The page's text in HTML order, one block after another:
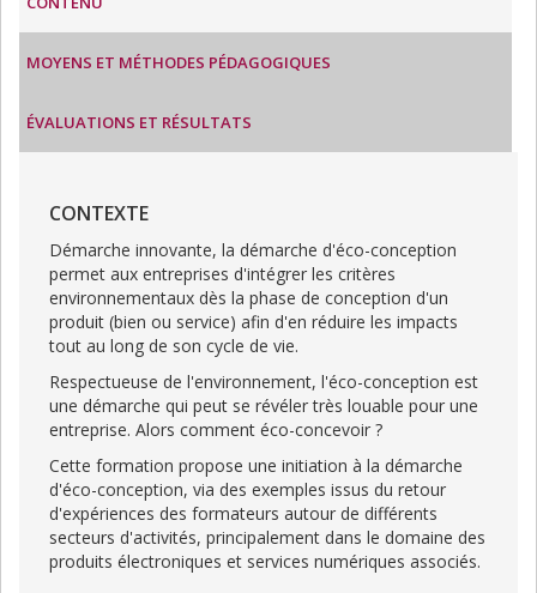
MOYENS ET MÉTHODES PÉDAGOGIQUES
ÉVALUATIONS ET RÉSULTATS
CONTEXTE
Démarche innovante, la démarche d'éco-conception
permet aux entreprises d'intégrer les critères
environnementaux dès la phase de conception d'un
produit (bien ou service) afin d'en réduire les impacts
tout au long de son cycle de vie.
Respectueuse de l'environnement, l'éco-conception est
une démarche qui peut se révéler très louable pour une
entreprise. Alors comment éco-concevoir ?
Cette formation propose une initiation à la démarche
d'éco-conception, via des exemples issus du retour
d'expériences des formateurs autour de différents
secteurs d'activités, principalement dans le domaine des
produits électroniques et services numériques associés.